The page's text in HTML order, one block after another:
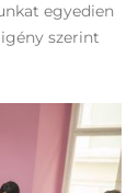
egyedien
szerint